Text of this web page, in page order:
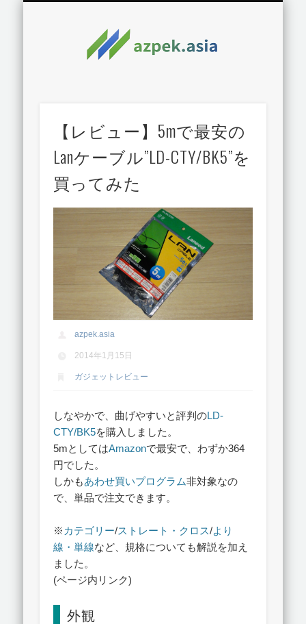
【レビュー】5mで最安の
Lanケーブル”LD-CTY/BK5”を
買ってみた
azpek.asia
2014年1月15日
ガジェットレビュー
しなやかで、曲げやすいと評判のLD-
CTY/BK5を購入しました。
5mとしてはAmazonで最安で、わずか364
円でした。
しかもあわせ買いプログラム非対象なの
で、単品で注文できます。
※ カテゴリー/ストレート・クロス/より
線・単線など、規格についても解説を加え
ました。
(ページ内リンク)
外観